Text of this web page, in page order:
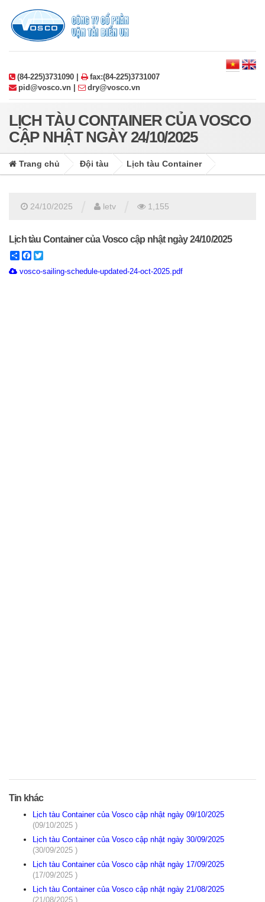
(84-225)3731090 |
fax:(84-225)3731007
pid@vosco.vn |
dry@vosco.vn
LỊCH TÀU CONTAINER CỦA VOSCO
CẬP NHẬT NGÀY 24/10/2025
Trang chủ Đội tàu Lịch tàu Container
24/10/2025 letv 1,155
Lịch tàu Container của Vosco cập nhật ngày 24/10/2025
ShareFacebook
vosco-sailing-schedule-updated-24-oct-2025.pdf
Tin khác
Lịch tàu Container của Vosco cập nhật ngày 09/10/2025
(09/10/2025 )
Lịch tàu Container của Vosco cập nhật ngày 30/09/2025
(30/09/2025 )
Lịch tàu Container của Vosco cập nhật ngày 17/09/2025
(17/09/2025 )
Lịch tàu Container của Vosco cập nhật ngày 21/08/2025
(21/08/2025 )